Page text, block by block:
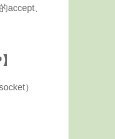
accept、
）